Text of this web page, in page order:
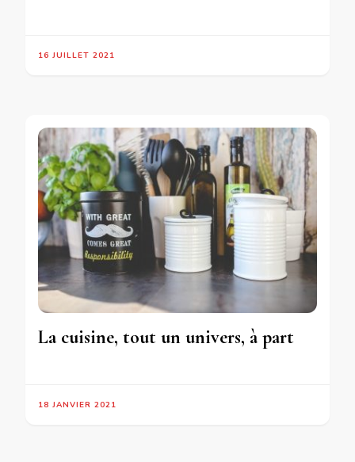
16 JUILLET 2021
La cuisine, tout un univers, à part
18 JANVIER 2021